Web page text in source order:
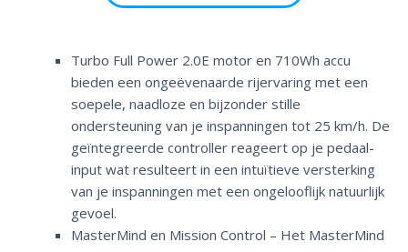
Turbo Full Power 2.0E motor en 710Wh accu
bieden een ongeëvenaarde rijervaring met een
soepele, naadloze en bijzonder stille
ondersteuning van je inspanningen tot 25 km/h. De
geïntegreerde controller reageert op je pedaal-
input wat resulteert in een intuïtieve versterking
van je inspanningen met een ongelooflijk natuurlijk
gevoel.
MasterMind en Mission Control – Het MasterMind